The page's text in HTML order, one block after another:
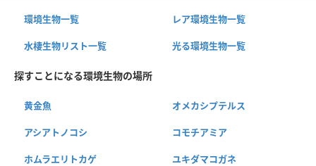
環境生物一覧 レア環境生物一覧
水棲生物リスト一覧 光る環境生物一覧
探すことになる環境生物の場所
黄金魚 オメカシプテルス
アシアトノコシ コモチアミア
ホムラエリトカゲ ユキダマコガネ